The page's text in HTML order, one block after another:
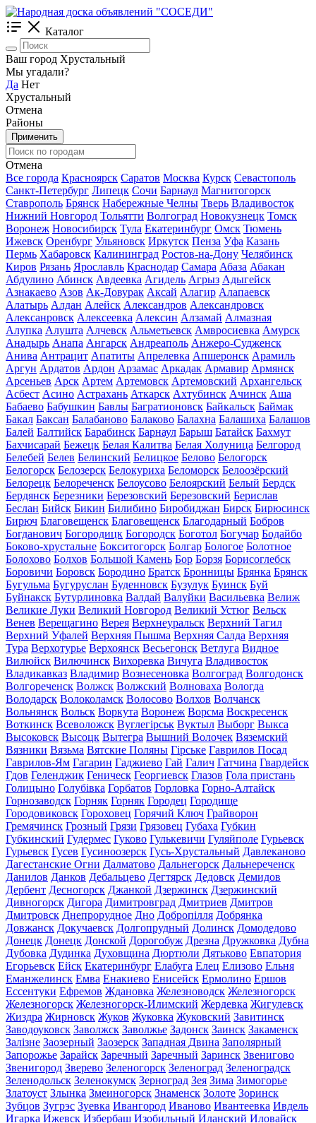
Каталог
Ваш город Хрустальный
Мы угадали?
Да Нет
Хрустальный
Отмена
Районы
Применить
Отмена
Все города Красноярск Саратов Москва Курск Севастополь
Санкт-Петербург Липецк Сочи Барнаул Магнитогорск
Ставрополь Брянск Набережные Челны Тверь Владивосток
Нижний Новгород Тольятти Волгоград Новокузнецк Томск
Воронеж Новосибирск Тула Екатеринбург Омск Тюмень
Ижевск Оренбург Ульяновск Иркутск Пенза Уфа Казань
Пермь Хабаровск Калининград Ростов-на-Дону Челябинск
Киров Рязань Ярославль Краснодар Самара Абаза Абакан
Абдулино Абинск Авдеевка Агидель Агрыз Адыгейск
Азнакаево Азов Ак-Довурак Аксай Алагир Алапаевск
Алатырь Алдан Алейск Александров Александровск
Алексанровск Алексеевка Алексин Алзамай Алмазная
Алупка Алушта Алчевск Альметьевск Амвросиевка Амурск
Анадырь Анапа Ангарск Андреаполь Анжеро-Судженск
Анива Антрацит Апатиты Апрелевка Апшеронск Арамиль
Аргун Ардатов Ардон Арзамас Аркадак Армавир Армянск
Арсеньев Арск Артем Артемовск Артемовский Архангельск
Асбест Асино Астрахань Аткарск Ахтубинск Ачинск Аша
Бабаево Бабушкин Бавлы Багратионовск Байкальск Баймак
Бакал Баксан Балабаново Балаково Балахна Балашиха Балашов
Балей Балтийск Барабинск Барнаул Барыш Батайск Бахмут
Бахчисарай Бежецк Белая Калитва Белая Холуница Белгород
Белебей Белев Белинский Белицкое Белово Белогорск
Белогорск Белозерск Белокуриха Беломорск Белоозёрский
Белорецк Белореченск Белоусово Белоярский Белый Бердск
Бердянск Березники Березовский Березовский Берислав
Беслан Бийск Бикин Билибино Биробиджан Бирск Бирюсинск
Бирюч Благовещенск Благовещенск Благодарный Бобров
Богданович Богородицк Богородск Боготол Богучар Бодайбо
Боково-хрустальне Бокситогорск Болгар Бологое Болотное
Болохово Болхов Большой Камень Бор Борзя Борисоглебск
Боровичи Боровск Бородино Братск Бронницы Брянка Брянск
Бугульма Бугуруслан Буденновск Бузулук Буинск Буй
Буйнакск Бутурлиновка Валдай Валуйки Васильевка Велиж
Великие Луки Великий Новгород Великий Устюг Вельск
Венев Верещагино Верея Верхнеуральск Верхний Тагил
Верхний Уфалей Верхняя Пышма Верхняя Салда Верхняя
Тура Верхотурье Верхоянск Весьегонск Ветлуга Видное
Вилюйск Вилючинск Вихоревка Вичуга Владивосток
Владикавказ Владимир Вознесеновка Волгоград Волгодонск
Волгореченск Волжск Волжский Волноваха Вологда
Володарск Волоколамск Волосово Волхов Волчанск
Вольнянск Вольск Воркута Воронеж Ворсма Воскресенск
Воткинск Всеволожск Вуглегірськ Вуктыл Выборг Выкса
Высоковск Высоцк Вытегра Вышний Волочек Вяземский
Вязники Вязьма Вятские Поляны Гірське Гаврилов Посад
Гаврилов-Ям Гагарин Гаджиево Гай Галич Гатчина Гвардейск
Гдов Геленджик Геническ Георгиевск Глазов Гола пристань
Голицыно Голубівка Горбатов Горловка Горно-Алтайск
Горнозаводск Горняк Горняк Городец Городище
Городовиковск Гороховец Горячий Ключ Грайворон
Гремячинск Грозный Грязи Грязовец Губаха Губкин
Губкинский Гудермес Гуково Гулькевичи Гуляйполе Гурьевск
Гурьевск Гусев Гусиноозерск Гусь-Хрустальный Давлеканово
Дагестанские Огни Далматово Дальнегорск Дальнереченск
Данилов Данков Дебальцево Дегтярск Дедовск Демидов
Дербент Десногорск Джанкой Дзержинск Дзержинский
Дивногорск Дигора Димитровград Дмитриев Дмитров
Дмитровск Днепрорудное Дно Добропілля Добрянка
Довжанск Докучаевск Долгопрудный Долинск Домодедово
Донецк Донецк Донской Дорогобуж Дрезна Дружковка Дубна
Дубовка Дудинка Духовщина Дюртюли Дятьково Евпатория
Егорьевск Ейск Екатеринбург Елабуга Елец Елизово Ельня
Еманжелинск Емва Енакиево Енисейск Ермолино Ершов
Ессентуки Ефремов Ждановка Железноводск Железногорск
Железногорск Железногорск-Илимский Жердевка Жигулевск
Жиздра Жирновск Жуков Жуковка Жуковский Завитинск
Заводоуковск Заволжск Заволжье Задонск Заинск Закаменск
Залізне Заозерный Заозерск Западная Двина Заполярный
Запорожье Зарайск Заречный Заречный Заринск Звенигово
Звенигород Зверево Зеленогорск Зеленоград Зеленоградск
Зеленодольск Зеленокумск Зерноград Зея Зима Зимогорье
Златоуст Злынка Змеиногорск Знаменск Золоте Зоринск
Зубцов Зугрэс Зуевка Ивангород Иваново Ивантеевка Ивдель
Игарка Ижевск Избербаш Изобильный Иланский Иловайск